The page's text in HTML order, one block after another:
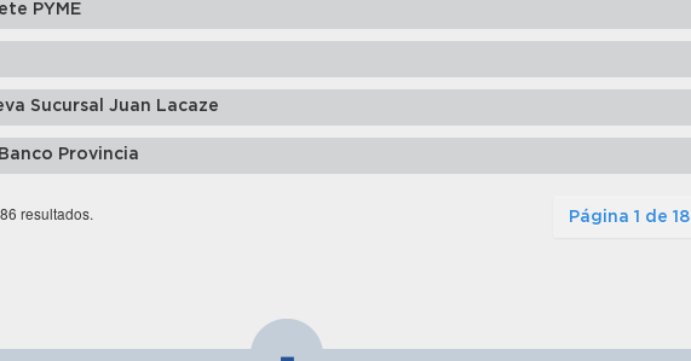
PYME
Sucursal Juan Lacaze
Provincia
Página 1 de 18
resultados.